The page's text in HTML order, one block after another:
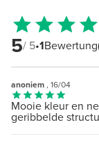
5/ 5•1
anoniem, 16/04
Mooie kleur en
geribbelde